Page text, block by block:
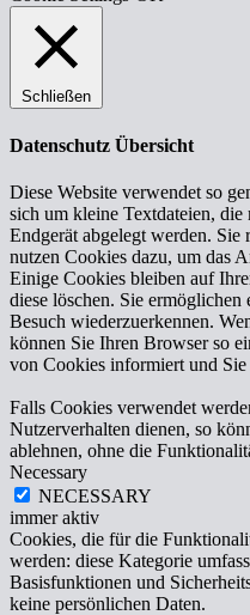
Schließen
Datenschutz Übersicht
Diese Website verwendet so
sich um kleine Textdateien,
Endgerät abgelegt werden.
nutzen Cookies dazu, um das
Einige Cookies bleiben auf
diese löschen. Sie
Besuch wiederzuerkennen.
können Sie Ihren Browser so
von Cookies informiert und
Falls Cookies verwendet
Nutzerverhalten dienen, so
ablehnen, ohne die
Necessary
NECESSARY
immer aktiv
Cookies, die für die
werden: diese Kategorie
Basisfunktionen und
keine persönlichen Daten.